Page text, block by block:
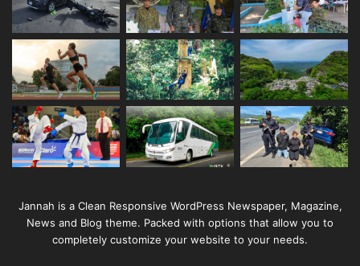
Jannah is a Clean Responsive WordPress Newspaper, Magazine,
News and Blog theme. Packed with options that allow you to
completely customize your website to your needs.